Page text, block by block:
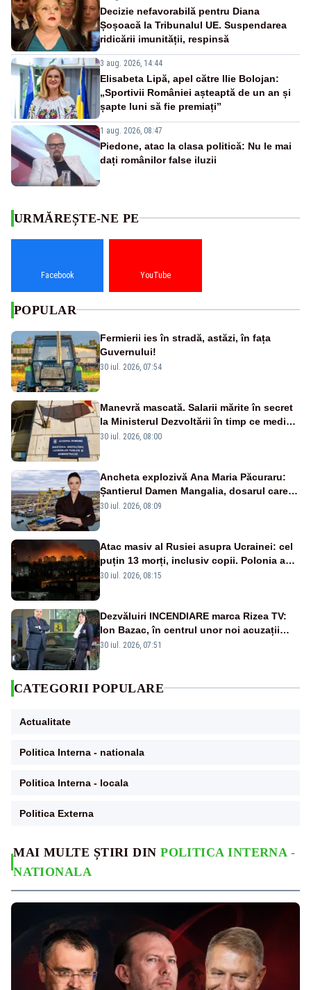
Decizie nefavorabilă pentru Diana
Șoșoacă la Tribunalul UE. Suspendarea
ridicării imunității, respinsă
3 aug. 2026, 14:44
Elisabeta Lipă, apel către Ilie Bolojan:
„Sportivii României așteaptă de un an și
șapte luni să fie premiați”
1 aug. 2026, 08:47
Piedone, atac la clasa politică: Nu le mai
dați românilor false iluzii
MAI MULTE ȘTIRI DINPOLITICA INTERNA -
NATIONALA
URMĂREȘTE-NE PE
Facebook YouTube
POPULAR
Fermierii ies în stradă, astăzi, în fața
Guvernului!
30 iul. 2026, 07:54
Manevră mascată. Salarii mărite în secret
la Ministerul Dezvoltării în timp ce medicii
ies în stradă
30 iul. 2026, 08:00
Ancheta explozivă Ana Maria Păcuraru:
Șantierul Damen Mangalia, dosarul care
scufundă apărarea României
30 iul. 2026, 08:09
Atac masiv al Rusiei asupra Ucrainei: cel
puțin 13 morți, inclusiv copii. Polonia a
ridicat avioanele de vânătoare
30 iul. 2026, 08:15
Dezvăluiri INCENDIARE marca Rizea TV:
Ion Bazac, în centrul unor noi acuzații
publice
30 iul. 2026, 07:51
CATEGORII POPULARE
Actualitate
Politica Interna - nationala
Politica Interna - locala
Politica Externa